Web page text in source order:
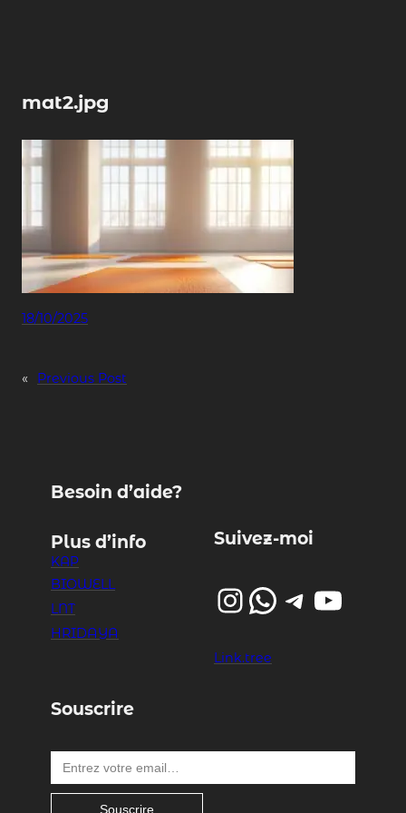
mat2.jpg
18/10/2025
« Previous Post
Besoin d’aide?
Plus d’info
KAP
BIOWELL
LNT
HRIDAYA
Suivez-moi
InstagramWhatsApp Telegram YouTube
Link.tree
Souscrire
Entrez votre email…
Souscrire